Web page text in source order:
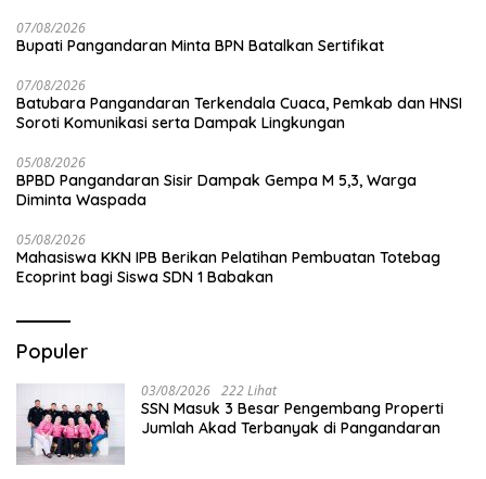
07/08/2026
Bupati Pangandaran Minta BPN Batalkan Sertifikat
07/08/2026
Batubara Pangandaran Terkendala Cuaca, Pemkab dan HNSI
Soroti Komunikasi serta Dampak Lingkungan
05/08/2026
BPBD Pangandaran Sisir Dampak Gempa M 5,3, Warga
Diminta Waspada
05/08/2026
Mahasiswa KKN IPB Berikan Pelatihan Pembuatan Totebag
Ecoprint bagi Siswa SDN 1 Babakan
Populer
03/08/2026 222 Lihat
SSN Masuk 3 Besar Pengembang Properti
Jumlah Akad Terbanyak di Pangandaran